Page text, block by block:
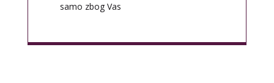
samo zbog Vas